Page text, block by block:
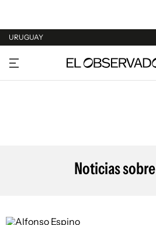
URUGUAY
URUGUAY
ARGENTINA
Noticias sobre